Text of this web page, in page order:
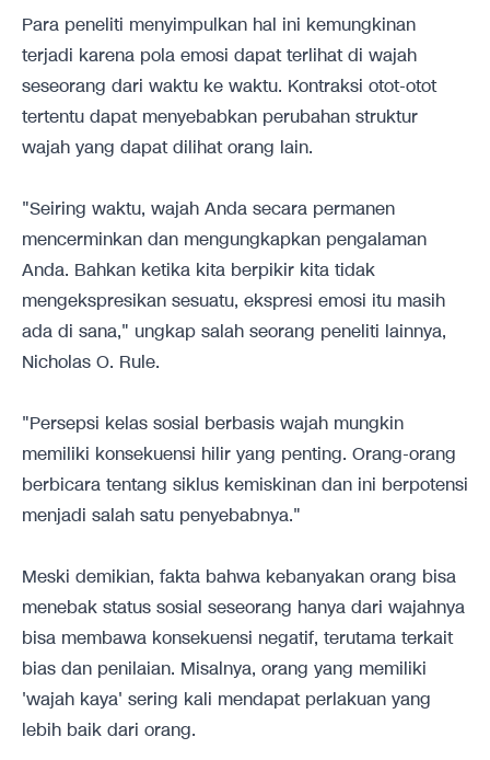
Para peneliti menyimpulkan hal ini kemungkinan
terjadi karena pola emosi dapat terlihat di wajah
seseorang dari waktu ke waktu. Kontraksi otot-otot
tertentu dapat menyebabkan perubahan struktur
wajah yang dapat dilihat orang lain.
"Seiring waktu, wajah Anda secara permanen
mencerminkan dan mengungkapkan pengalaman
Anda. Bahkan ketika kita berpikir kita tidak
mengekspresikan sesuatu, ekspresi emosi itu masih
ada di sana," ungkap salah seorang peneliti lainnya,
Nicholas O. Rule.
"Persepsi kelas sosial berbasis wajah mungkin
memiliki konsekuensi hilir yang penting. Orang-orang
berbicara tentang siklus kemiskinan dan ini berpotensi
menjadi salah satu penyebabnya."
Meski demikian, fakta bahwa kebanyakan orang bisa
menebak status sosial seseorang hanya dari wajahnya
bisa membawa konsekuensi negatif, terutama terkait
bias dan penilaian. Misalnya, orang yang memiliki
'wajah kaya' sering kali mendapat perlakuan yang
lebih baik dari orang.